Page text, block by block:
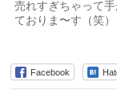
売れすぎちゃって
ておりま〜す（笑）
Facebook